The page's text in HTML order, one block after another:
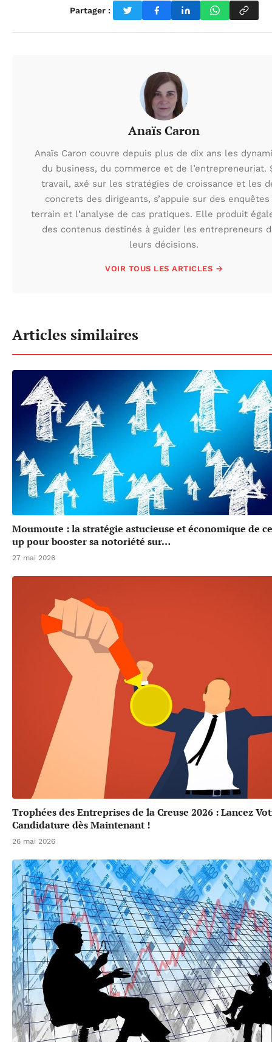
Partager :
Anaïs Caron
Anaïs Caron couvre depuis plus de dix ans les
du business, du commerce et de l’entrepreneuriat.
travail, axé sur les stratégies de croissance et les
concrets des dirigeants, s’appuie sur des enquêtes
terrain et l’analyse de cas pratiques. Elle produit
des contenus destinés à guider les entrepreneurs
leurs décisions.
VOIR TOUS LES ARTICLES →
Articles similaires
Moumoute : la stratégie astucieuse et économique de
up pour booster sa notoriété sur…
27 mai 2026
Trophées des Entreprises de la Creuse 2026 : Lancez
Candidature dès Maintenant !
26 mai 2026